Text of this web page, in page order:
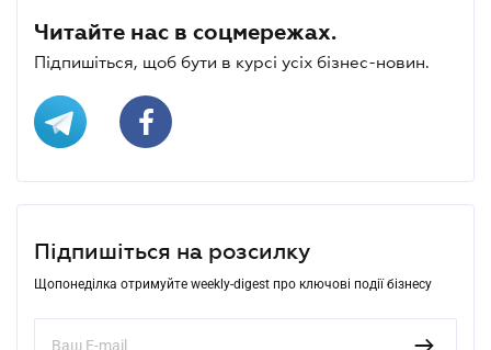
Читайте нас в соцмережах.
Підпишіться, щоб бути в курсі усіх бізнес-новин.
Підпишіться на розсилку
Щопонеділка отримуйте weekly-digest про ключові події бізнесу